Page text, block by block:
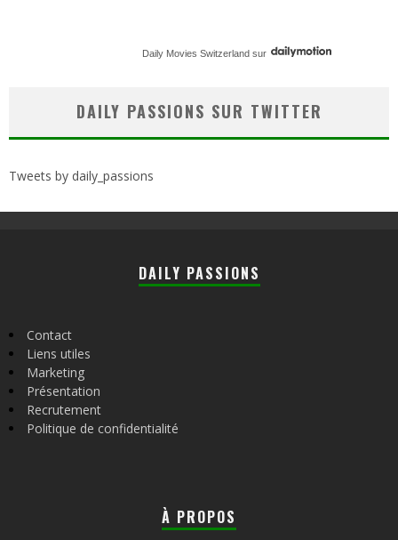
Daily Movies Switzerland sur
DAILY PASSIONS SUR TWITTER
Tweets by daily_passions
DAILY PASSIONS
Contact
Liens utiles
Marketing
Présentation
Recrutement
Politique de confidentialité
À PROPOS